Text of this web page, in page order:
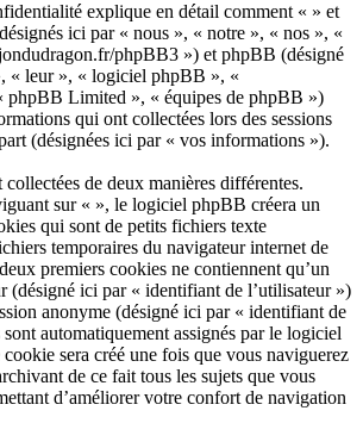
explique en détail comment « » et
ici par « nous », « notre », « nos », «
phpBB3 ») et phpBB (désigné
« leur », « logiciel phpBB », «
phpBB Limited », « équipes de phpBB »)
qui ont collectées lors des sessions
(désignées ici par « vos informations »).
de deux manières différentes.
sur « », le logiciel phpBB créera un
qui sont de petits fichiers texte
temporaires du navigateur internet de
premiers cookies ne contiennent qu’un
(désigné ici par « identifiant de l’utilisateur »)
anonyme (désigné ici par « identifiant de
automatiquement assignés par le logiciel
sera créé une fois que vous naviguerez
de ce fait tous les sujets que vous
d’améliorer votre confort de navigation